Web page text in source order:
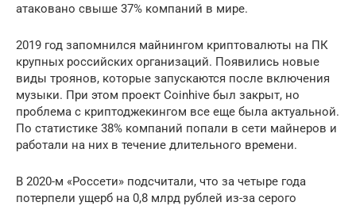
атаковано свыше 37% компаний в мире.
2019 год запомнился майнингом криптовалюты на ПК
крупных российских организаций. Появились новые
виды троянов, которые запускаются после включения
музыки. При этом проект Coinhive был закрыт, но
проблема с криптоджекингом все еще была актуальной.
По статистике 38% компаний попали в сети майнеров и
работали на них в течение длительного времени.
В 2020-м «Россети» подсчитали, что за четыре года
потерпели ущерб на 0,8 млрд рублей из-за серого